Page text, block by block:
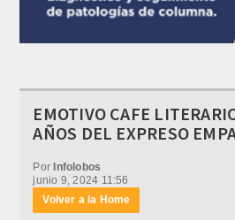
EMOTIVO CAFE
AÑOS DEL EXPRESO
PorInfolobos
junio 9, 2024 11:56
Volver a la Home